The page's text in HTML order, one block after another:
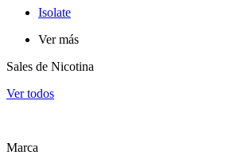
Isolate
Ver más
Sales de Nicotina
Ver todos
Marca